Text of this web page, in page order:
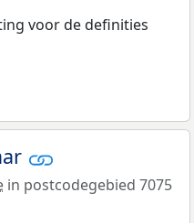
voor de definities
in postcodegebied 7075